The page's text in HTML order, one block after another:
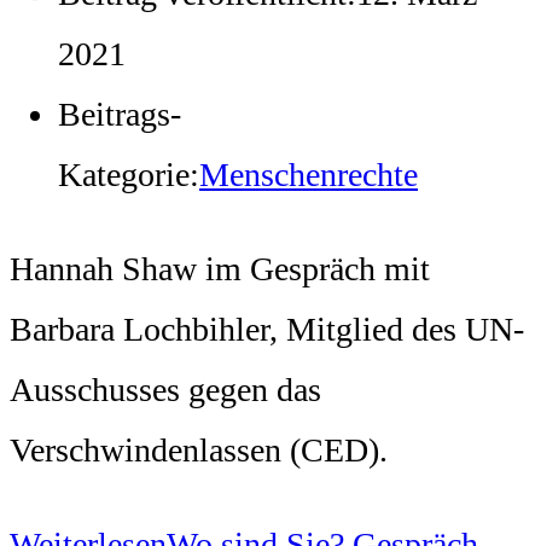
2021
Beitrags-
Kategorie:Menschenrechte
Hannah Shaw im Gespräch mit
Barbara Lochbihler, Mitglied des UN-
Ausschusses gegen das
Verschwindenlassen (CED).